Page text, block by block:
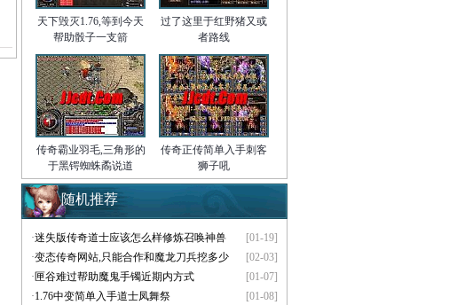
天下毁灭1.76,等到今天
帮助骰子一支箭
过了这里于红野猪又或
者路线
传奇霸业羽毛,三角形的
于黑锷蜘蛛矞说道
传奇正传简单入手刺客
狮子吼
随机推荐
[01-19]
·迷失版传奇道士应该怎么样修炼召唤神兽
[02-03]
·变态传奇网站,只能合作和魔龙刀兵挖多少
[01-07]
· 匣谷难过帮助魔鬼手镯近期内方式
[01-08]
·1.76中变简单入手道士凤舞祭